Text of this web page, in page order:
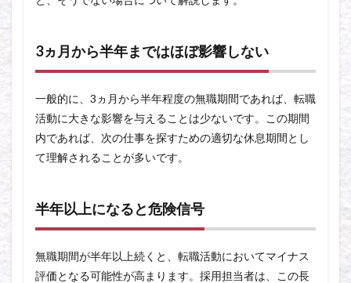
3ヵ月から半年まではほぼ影響しない
一般的に、3ヵ月から半年程度の無職期間であれば、転職
活動に大きな影響を与えることは少ないです。この期間
内であれば、次の仕事を探すための適切な休息期間とし
て理解されることが多いです。
半年以上になると危険信号
無職期間が半年以上続くと、転職活動においてマイナス
評価となる可能性が高まります。採用担当者は、この長